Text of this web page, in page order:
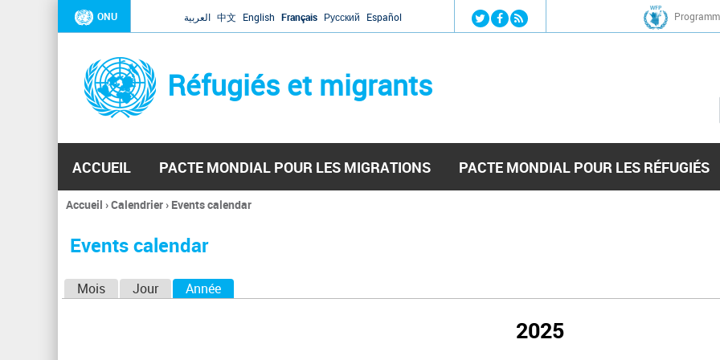
Jump to navigation
ONU العربية 中文 English Français Русский Español
Réfugiés et migrants
ACCUEIL PACTE MONDIAL POUR LES MIGRATIONS PACTE MONDIAL POUR LES RÉFUGIÉS
Vous
ici
Accueil ›Calendrier› Events calendar
Events calendar
Mois Jour Année
2025